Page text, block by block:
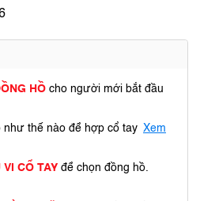
HỒ cho người mới bắt đầu
như thế nào để hợp cổ tay Xem
CỔ TAY để chọn đồng hồ.